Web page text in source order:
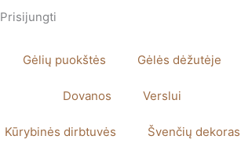
Prisijungti
Gėlių puokštės Gėlės dėžutėje
Dovanos Verslui
Kūrybinės dirbtuvės Švenčių dekoras